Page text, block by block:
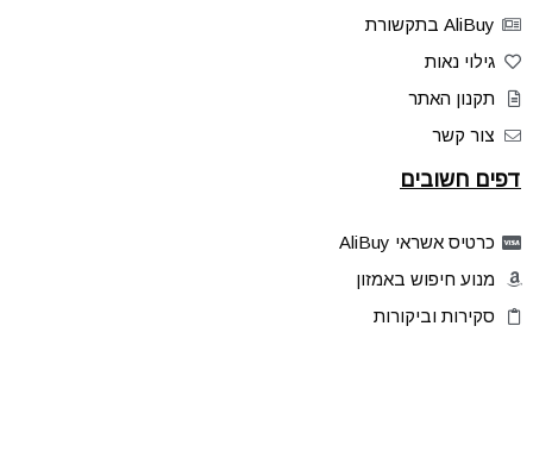
AliBuy בתקשורת
גילוי נאות
תקנון האתר
צור קשר
דפים חשובים
כרטיס אשראי AliBuy
מנוע חיפוש באמזון
סקירות וביקורות